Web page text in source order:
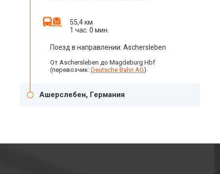
55,4 км
1 час. 0 мин.
Поезд в направлении: Aschersleben
От Aschersleben до Magdeburg Hbf
(перевозчик: Deutsche Bahn AG)
Ашерслебен, Германия